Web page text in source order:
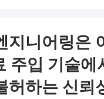
지니어링은
주입 기술에
허하는 신뢰